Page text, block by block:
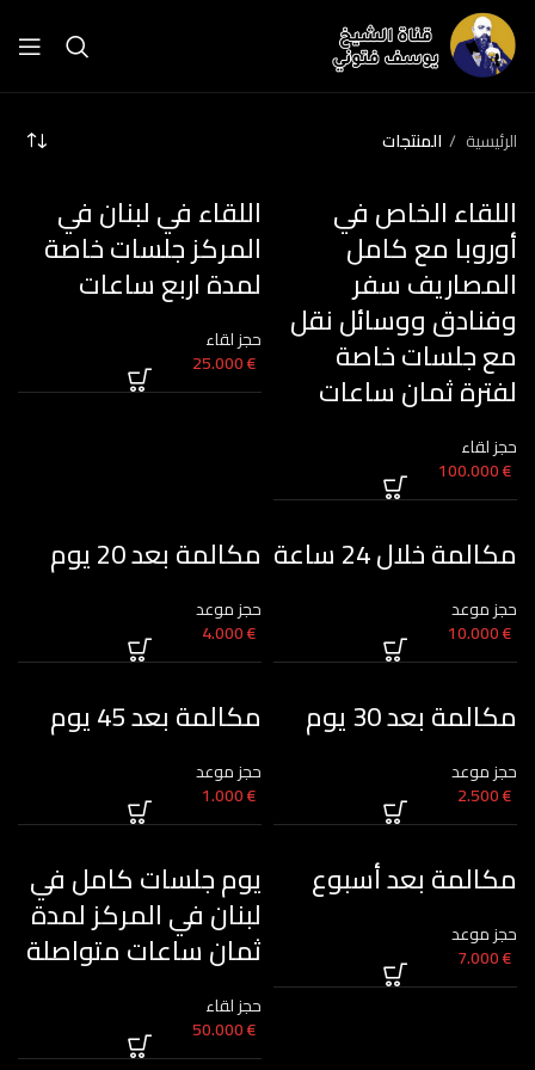
الرئيسية المنتجات
اللقاء الخاص في
أوروبا مع كامل
المصاريف سفر
وفنادق ووسائل نقل
مع جلسات خاصة
لفترة ثمان ساعات
حجز لقاء
100.000€
اللقاء في لبنان في
المركز جلسات خاصة
لمدة اربع ساعات
حجز لقاء
25.000€
مكالمة خلال 24 ساعة
حجز موعد
10.000€
مكالمة بعد 20 يوم
حجز موعد
4.000€
مكالمة بعد 30 يوم
حجز موعد
2.500€
مكالمة بعد 45 يوم
حجز موعد
1.000€
مكالمة بعد أسبوع
حجز موعد
7.000€
يوم جلسات كامل في
لبنان في المركز لمدة
ثمان ساعات متواصلة
حجز لقاء
50.000€